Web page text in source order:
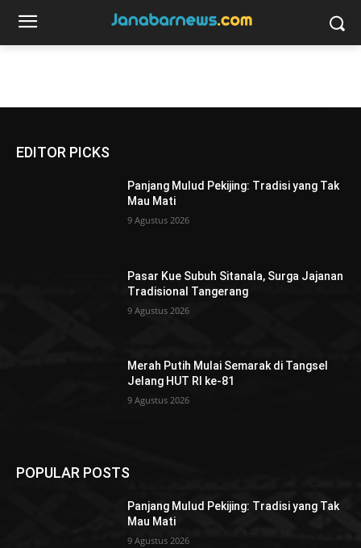
EDITOR PICKS
Panjang Mulud Pekijing: Tradisi yang Tak
Mau Mati
9 Agustus 2026
Pasar Kue Subuh Sitanala, Surga Jajanan
Tradisional Tangerang
9 Agustus 2026
Merah Putih Mulai Semarak di Tangsel
Jelang HUT RI ke-81
9 Agustus 2026
POPULAR POSTS
Panjang Mulud Pekijing: Tradisi yang Tak
Mau Mati
9 Agustus 2026